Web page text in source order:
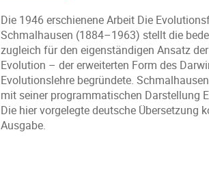
Die 1946 erschienene Arbeit Die
Schmalhausen (1884–1963) stellt die
zugleich für den eigenständigen Ansatz
Evolution – der erweiterten Form des
Evolutionslehre begründete.
mit seiner programmatischen Darstellung
Die hier vorgelegte deutsche
Ausgabe.